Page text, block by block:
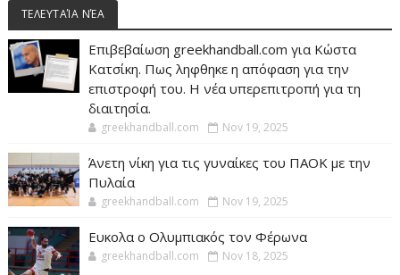
ΤΕΛΕΥΤΑΊΑ ΝΈΑ
Επιβεβαίωση greekhandball.com για Κώστα
Κατσίκη. Πως ληφθηκε η απόφαση για την
επιστροφή του. Η νέα υπερεπιτροπή για τη
διαιτησία.
greekhandball.com Nov 19, 2025
Άνετη νίκη για τις γυναίκες του ΠΑΟΚ με την
Πυλαία
greekhandball.com Nov 19, 2025
Ευκολα ο Ολυμπιακός τον Φέρωνα
greekhandball.com Nov 18, 2025